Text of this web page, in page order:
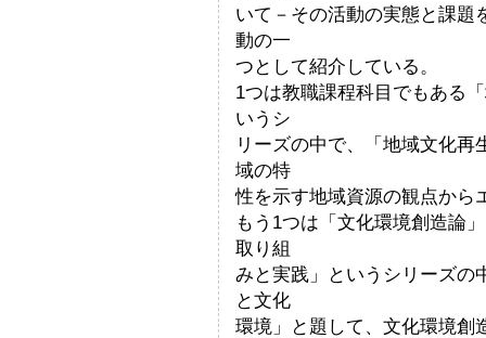
いて－その活動の実態と課題
動の一
つとして紹介している。
1つは教職課程科目でもある
いうシ
リーズの中で、「地域文化
域の特
性を示す地域資源の観点から
もう1つは「文化環境創造論
取り組
みと実践」というシリーズの
と文化
環境」と題して、文化環境創